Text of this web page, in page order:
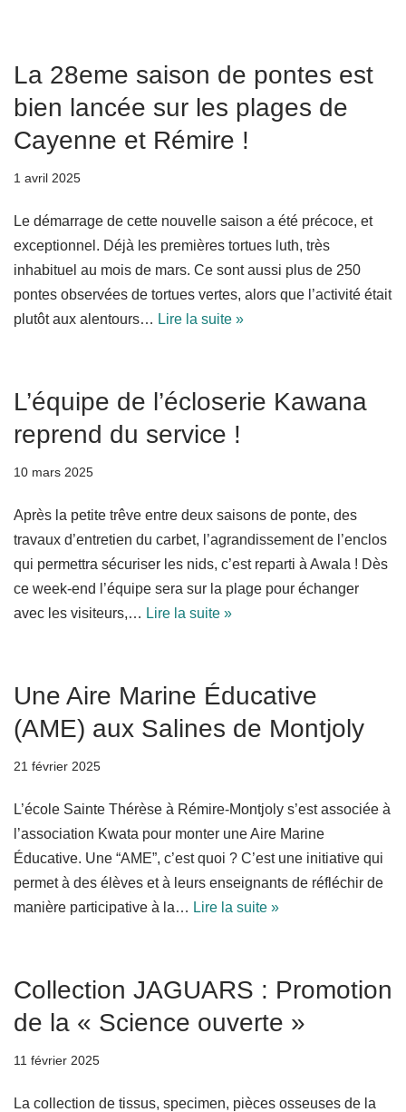
La 28eme saison de pontes est
bien lancée sur les plages de
Cayenne et Rémire !
1 avril 2025
Le démarrage de cette nouvelle saison a été précoce, et
exceptionnel. Déjà les premières tortues luth, très
inhabituel au mois de mars. Ce sont aussi plus de 250
pontes observées de tortues vertes, alors que l’activité était
plutôt aux alentours… Lire la suite »
L’équipe de l’écloserie Kawana
reprend du service !
10 mars 2025
Après la petite trêve entre deux saisons de ponte, des
travaux d’entretien du carbet, l’agrandissement de l’enclos
qui permettra sécuriser les nids, c’est reparti à Awala ! Dès
ce week-end l’équipe sera sur la plage pour échanger
avec les visiteurs,… Lire la suite »
Une Aire Marine Éducative
(AME) aux Salines de Montjoly
21 février 2025
L’école Sainte Thérèse à Rémire-Montjoly s’est associée à
l’association Kwata pour monter une Aire Marine
Éducative. Une “AME”, c’est quoi ? C’est une initiative qui
permet à des élèves et à leurs enseignants de réfléchir de
manière participative à la… Lire la suite »
Collection JAGUARS : Promotion
de la « Science ouverte »
11 février 2025
La collection de tissus, specimen, pièces osseuses de la